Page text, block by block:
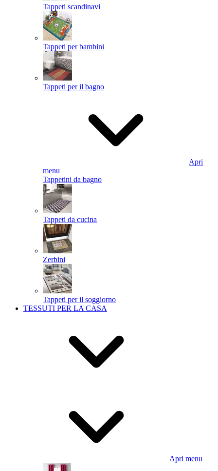
Tappeti scandinavi
Tappeti per bambini
Tappeti per il bagno
Apri
menu
Tappetini da bagno
Tappeti da cucina
Zerbini
Tappeti per il soggiorno
TESSUTI PER LA CASA
Apri menu